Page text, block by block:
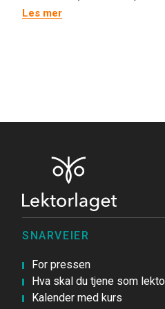
Les mer
SNARVEIER
For pressen
Hva skal du tjene som
Kalender med kurs